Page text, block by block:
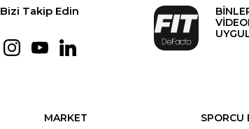
Bizi Takip Edin
MARKET
SPORCU